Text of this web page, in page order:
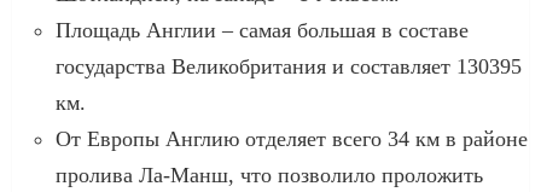
Площадь Англии – самая большая в составе
государства Великобритания и составляет 130395
км.
От Европы Англию отделяет всего 34 км в районе
пролива Ла-Манш, что позволило проложить